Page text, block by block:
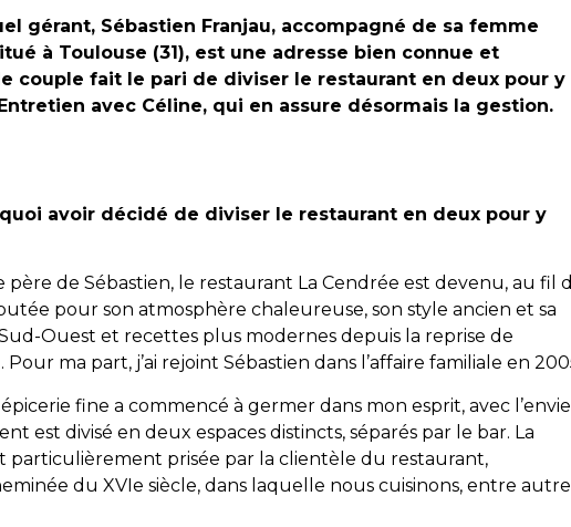
gérant, Sébastien Franjau, accompagné de sa femme
à Toulouse (31), est une adresse bien connue et
couple fait le pari de diviser le restaurant en deux pour y
avec Céline, qui en assure désormais la gestion.
avoir décidé de diviser le restaurant en deux pour y
père de Sébastien, le restaurant La Cendrée est devenu, au fil
pour son atmosphère chaleureuse, son style ancien et sa
Ouest et recettes plus modernes depuis la reprise de
ma part, j’ai rejoint Sébastien dans l’affaire familiale en
fine a commencé à germer dans mon esprit, avec l’envie
est divisé en deux espaces distincts, séparés par le bar. La
particulièrement prisée par la clientèle du restaurant,
du XVIe siècle, dans laquelle nous cuisinons, entre